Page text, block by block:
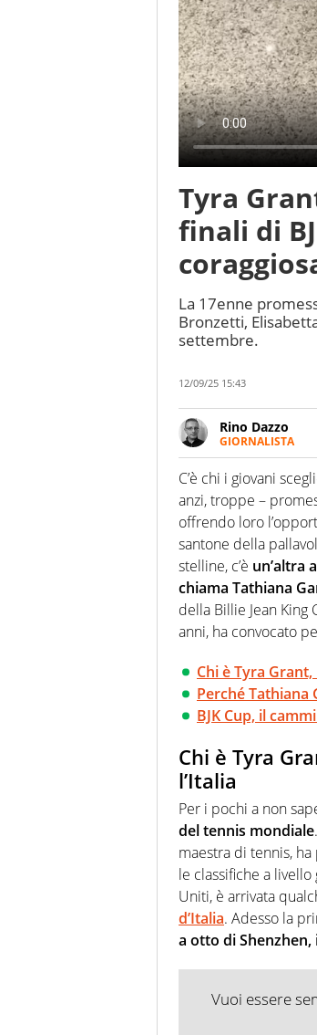
Tyra
finali di
La 17enne
Bronzetti,
settembre.
12/09/25 15:43
Rino Dazzo
GIORNALISTA
Se mai ci
farebbe parte.
curve
C’è chi i giovani
anzi, troppe –
offrendo loro
santone della
stelline, c’è un’altra
chiama Tathiana
della Billie Jean
anni, ha convocato
Chi è Tyra
Perché Tathiana
BJK Cup, il
Chi è Tyra
l’Italia
Per i pochi a non
del tennis mondiale
maestra di tennis,
le classifiche a livello
Uniti, è arrivata
d’Italia. Adesso la
a otto di Shenzhen,
Vuoi essere